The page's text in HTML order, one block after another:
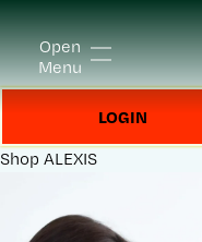
Open
Menu
LOGIN
Shop ALEXIS